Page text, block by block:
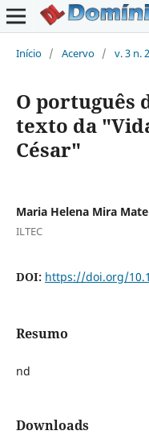
Início / Acervo / v. 3 n.
O português
texto da
César"
Maria Helena Mira
ILTEC
DOI: https://doi.org/
Resumo
nd
Downloads